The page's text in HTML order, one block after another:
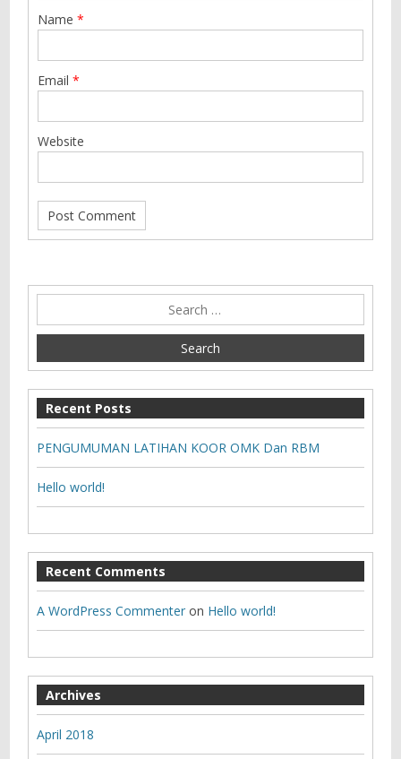
Name*
Email*
Website
Recent Posts
PENGUMUMAN LATIHAN KOOR OMK Dan RBM
Hello world!
Recent Comments
A WordPress Commenter on Hello world!
Archives
April 2018